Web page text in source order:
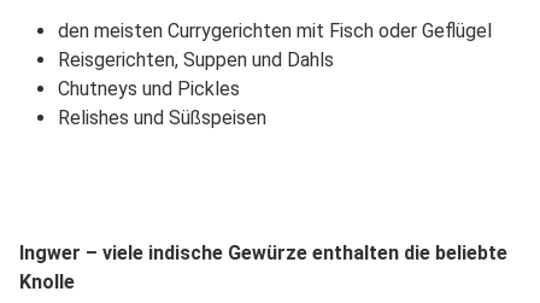
den meisten Currygerichten mit Fisch oder Geflügel
Reisgerichten, Suppen und Dahls
Chutneys und Pickles
Relishes und Süßspeisen
Ingwer – viele indische Gewürze enthalten die beliebte
Knolle